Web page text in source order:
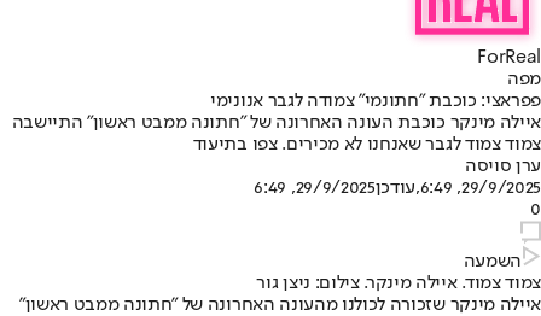
ForReal
מפה
פפראצי: כוכבת "חתונמי" צמודה לגבר אנונימי
איילה מינקר כוכבת העונה האחרונה של "חתונה ממבט ראשון" התיישבה
צמוד צמוד לגבר שאנחנו לא מכירים. צפו בתיעוד
ערן סויסה
29/9/2025, 6:49
,עודכן29/9/2025, 6:49
0
השמעה
צמוד צמוד. איילה מינקר. צילום: ניצן גור
איילה מינקר שזכורה לכולנו מהעונה האחרונה של "חתונה ממבט ראשון"